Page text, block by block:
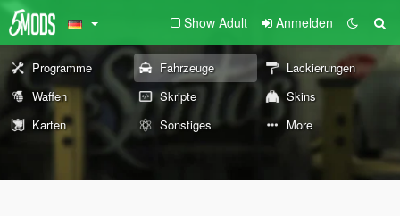
Show Adult Anmelden
Programme Fahrzeuge
Lackierungen
Waffen
Skripte
Skins
Karten
Sonstiges More